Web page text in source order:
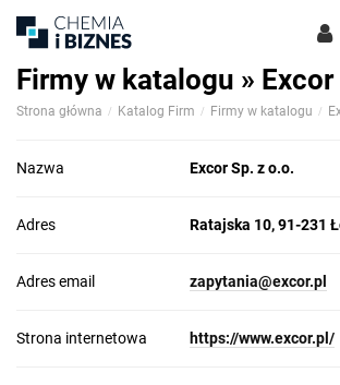
Firmy w katalogu »
Strona główna Katalog Firm Firmy w katalogu
Nazwa Excor Sp. z o.o.
Adres Ratajska 10, 91-231
Adres email zapytania@excor.pl
Strona internetowa https://www.excor.pl/